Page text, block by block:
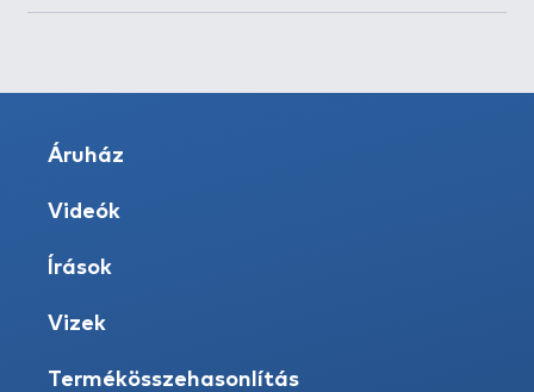
Áruház
Videók
Írások
Vizek
Termékösszehasonlítás